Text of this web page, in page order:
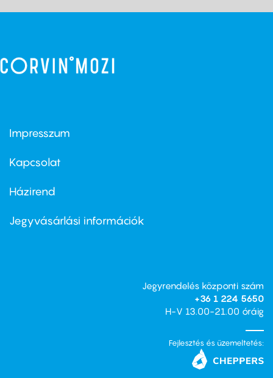
Footer
first
Impresszum
Kapcsolat
Footer
second
Házirend
Jegyvásárlási információk
Jegyrendelés központi szám
+36 1 224 5650
H-V 13.00-21.00 óráig
Fejlesztés és üzemeltetés: